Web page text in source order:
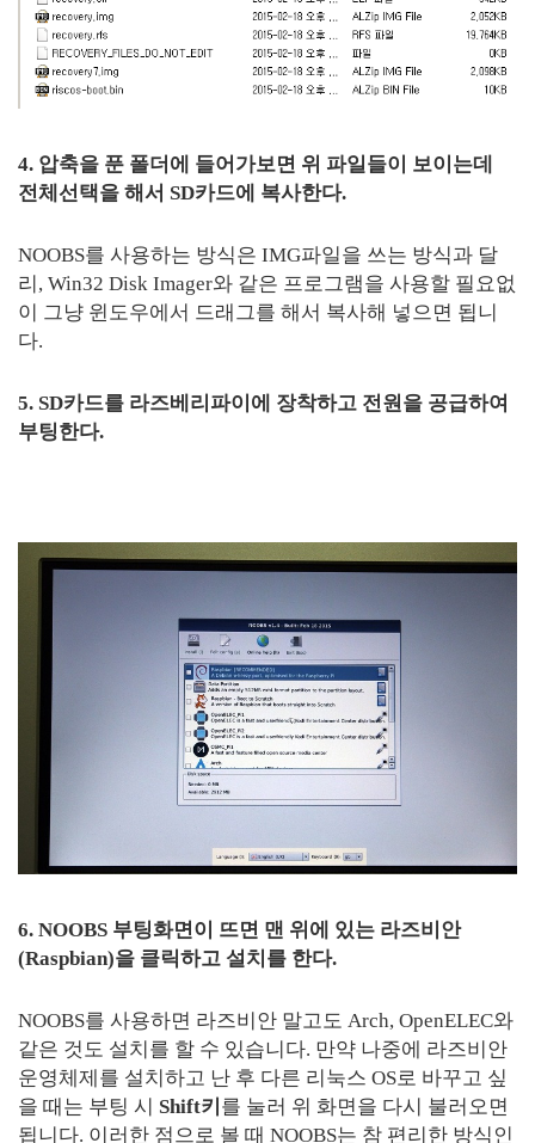
4. 압축을 푼 폴더에 들어가보면 위 파일들이 보이는데
전체선택을 해서 SD카드에 복사한다.
NOOBS를 사용하는 방식은 IMG파일을 쓰는 방식과 달
리, Win32 Disk Imager와 같은 프로그램을 사용할 필요없
이 그냥 윈도우에서 드래그를 해서 복사해 넣으면 됩니
다.
5. SD카드를 라즈베리파이에 장착하고 전원을 공급하여
부팅한다.
6. NOOBS 부팅화면이 뜨면 맨 위에 있는 라즈비안
(Raspbian)을 클릭하고 설치를 한다.
NOOBS를 사용하면 라즈비안 말고도 Arch, OpenELEC와
같은 것도 설치를 할 수 있습니다. 만약 나중에 라즈비안
운영체제를 설치하고 난 후 다른 리눅스 OS로 바꾸고 싶
을 때는 부팅 시 Shift키 를 눌러 위 화면을 다시 불러오면
됩니다. 이러한 점으로 볼 때 NOOBS는 참 편리한 방식인